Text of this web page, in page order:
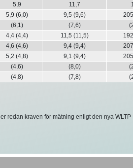
5,9 11,7
5,9 (6,0) 9,5 (9,6)
(6,1) (7,6)
4,4 (4,4) 11,5 (11,5)
4,6 (4,6) 9,4 (9,4)
5,2 (4,8) 9,1 (9,4)
(4,6) (8,0)
(4,8) (7,8)
redan kraven för mätning enligt den nya